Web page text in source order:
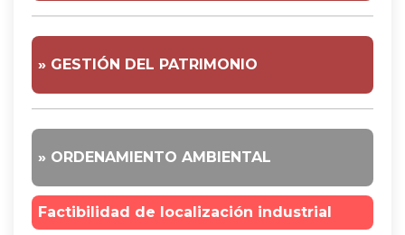
» GESTIÓN DEL PATRIMONIO
» ORDENAMIENTO AMBIENTAL
Factibilidad de localización industrial